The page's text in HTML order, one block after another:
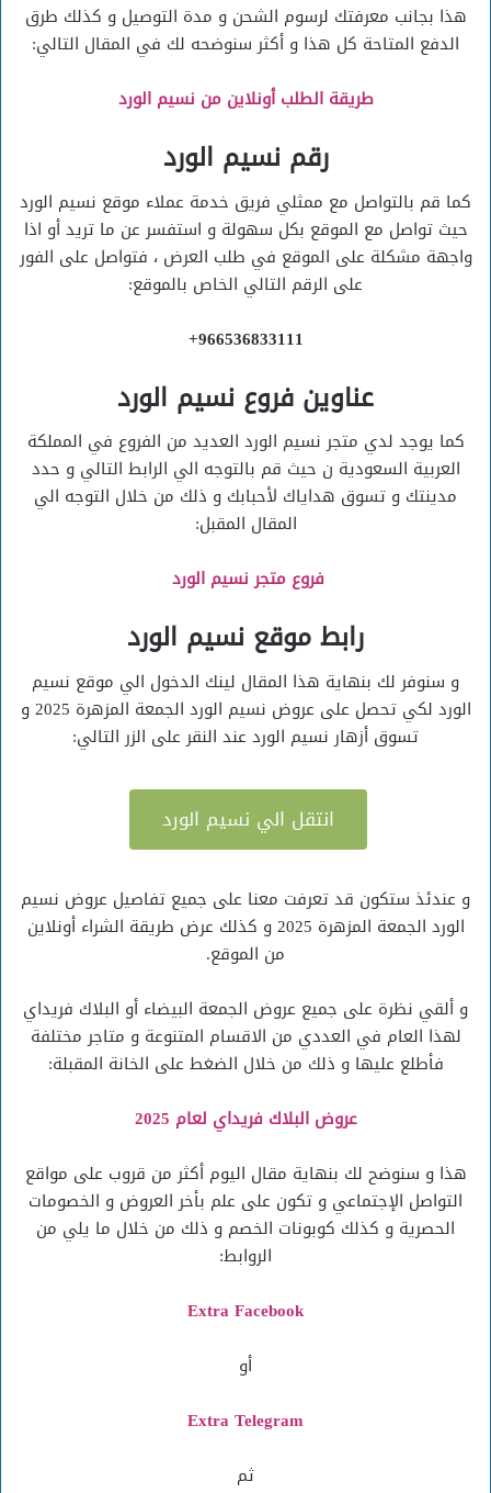
هذا بجانب معرفتك لرسوم الشحن و مدة التوصيل و كذلك طرق
الدفع المتاحة كل هذا و أكثر سنوضحه لك في المقال التالي:
طريقة الطلب أونلاين من نسيم الورد
رقم نسيم الورد
كما قم بالتواصل مع ممثلي فريق خدمة عملاء موقع نسيم الورد
حيث تواصل مع الموقع بكل سهولة و استفسر عن ما تريد أو اذا
واجهة مشكلة على الموقع في طلب العرض ، فتواصل على الفور
على الرقم التالي الخاص بالموقع:
966536833111+
عناوين فروع نسيم الورد
كما يوجد لدي متجر نسيم الورد العديد من الفروع في المملكة
العربية السعودية ن حيث قم بالتوجه الي الرابط التالي و حدد
مدينتك و تسوق هداياك لأحبابك و ذلك من خلال التوجه الي
المقال المقبل:
فروع متجر نسيم الورد
رابط موقع نسيم الورد
و سنوفر لك بنهاية هذا المقال لينك الدخول الي موقع نسيم
الورد لكي تحصل على عروض نسيم الورد الجمعة المزهرة 2025 و
تسوق أزهار نسيم الورد عند النقر على الزر التالي:
انتقل الي نسيم الورد
و عندئذ ستكون قد تعرفت معنا على جميع تفاصيل عروض نسيم
الورد الجمعة المزهرة 2025 و كذلك عرض طريقة الشراء أونلاين
من الموقع.
و ألقي نظرة على جميع عروض الجمعة البيضاء أو البلاك فريداي
لهذا العام في العددي من الاقسام المتنوعة و متاجر مختلفة
فأطلع عليها و ذلك من خلال الضغط على الخانة المقبلة:
عروض البلاك فريداي لعام 2025
هذا و سنوضح لك بنهاية مقال اليوم أكثر من قروب على مواقع
التواصل الإجتماعي و تكون على علم بأخر العروض و الخصومات
الحصرية و كذلك كوبونات الخصم و ذلك من خلال ما يلي من
الروابط:
Extra Facebook
أو
Extra Telegram
ثم